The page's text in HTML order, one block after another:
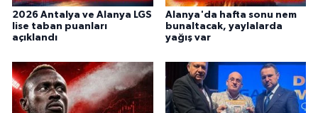
2026 Antalya ve Alanya LGS
lise taban puanları
açıklandı
Alanya'da hafta sonu nem
bunaltacak, yaylalarda
yağış var